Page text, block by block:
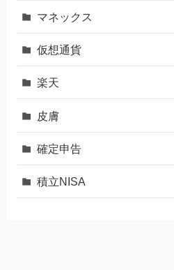
マネックス
仮想通貨
楽天
皮膚
確定申告
積立NISA